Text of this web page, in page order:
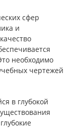
сфер
и
необходимо
чертежей
в глубокой